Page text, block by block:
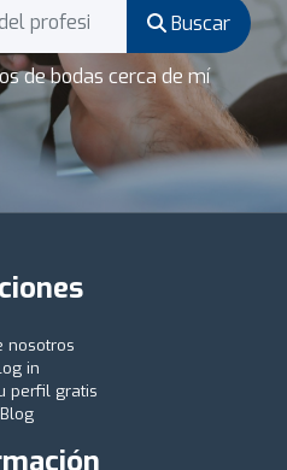
Buscar
de bodas cerca de mí
nosotros
in
perfil gratis
Blog